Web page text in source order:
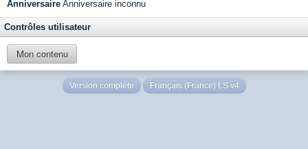
Anniversaire Anniversaire inconnu
Contrôles utilisateur
Mon contenu
Version complète Français (France) LS v4